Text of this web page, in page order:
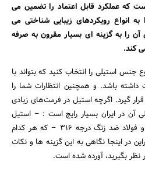
که عملکرد قابل اعتماد را تضمین می
انواع رویکردهای زیبایی شناختی می
آن را به گزینه ای بسیار مقرون به صرفه
کند.
استیلی را انتخاب کنید که بتواند با
باشد. و همچنین انتظارات شما را
گیرد. اگرچه استیل در فرمت‌های زیادی
آن در ایران بسیار رایج است : – استیل
کربنی، فولاد ضد زنگ درجه 304 و فولاد ضد زنگ درجه 316 – که هر کدام
در اینجا نگاهی به این گزینه ها و نکات
نظر بگیرید، آورده شده است.